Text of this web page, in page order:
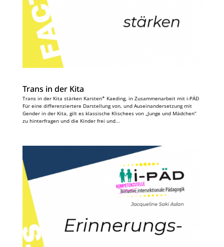
Trans in der Kita
Trans in der Kita stärken Karsten* Kaeding, in Zusammenarbeit mit i-PÄD
Für eine differenziertere Darstellung von, und Auseinandersetzung mit
Gender in der Kita, gilt es klassische Klischees von „Junge und Mädchen“
zu hinterfragen und die Kinder frei und...